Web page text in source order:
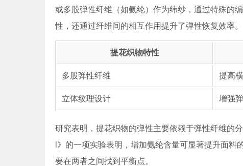
或多股弹性纤维（如氨纶）作为纬纱，通过特殊的
性，还通过纤维间的相互作用提升了弹性恢复效率。
提花织物特性
多股弹性纤维 提高
立体纹理设计 增强
研究表明，提花织物的弹性主要依赖于弹性纤维的
l》的一项实验表明，增加氨纶含量可显著提升面
要在两者之间找到平衡点。